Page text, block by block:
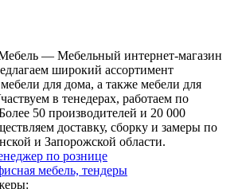
— Мебельный интернет-магазин
широкий ассортимент
для дома, а также мебели для
в тенедерах, работаем по
50 производителей и 20 000
доставку, сборку и замеры по
и Запорожской области.
по рознице
мебель, тендеры